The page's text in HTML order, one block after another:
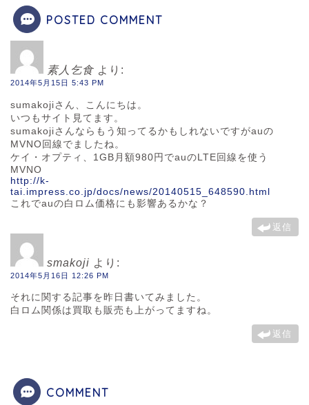
POSTED COMMENT
素人乞食 より:
2014年5月15日 5:43 PM
sumakojiさん、こんにちは。
いつもサイト見てます。
sumakojiさんならもう知ってるかもしれないですがauの
MVNO回線でましたね。
ケイ・オプティ、1GB月額980円でauのLTE回線を使う
MVNO
http://k-
tai.impress.co.jp/docs/news/20140515_648590.html
これでauの白ロム価格にも影響あるかな？
返信
smakoji より:
2014年5月16日 12:26 PM
それに関する記事を昨日書いてみました。
白ロム関係は買取も販売も上がってますね。
返信
COMMENT